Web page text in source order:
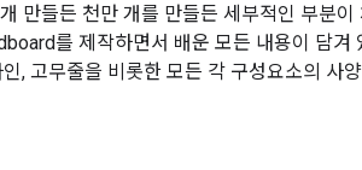
만들든 천만 개를 만들든 세부적인 부분이
를 제작하면서 배운 모든 내용이 담겨
, 고무줄을 비롯한 모든 각 구성요소의 사